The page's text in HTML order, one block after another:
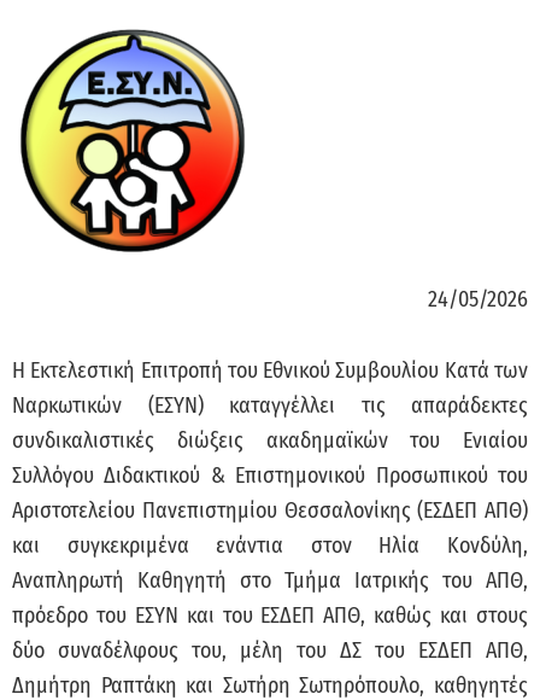
24/05/2026
Η Εκτελεστική Επιτροπή του Εθνικού Συμβουλίου Κατά των
Ναρκωτικών (ΕΣΥΝ) καταγγέλλει τις απαράδεκτες
συνδικαλιστικές διώξεις ακαδημαϊκών του Ενιαίου
Συλλόγου Διδακτικού & Επιστημονικού Προσωπικού του
Αριστοτελείου Πανεπιστημίου Θεσσαλονίκης (ΕΣΔΕΠ ΑΠΘ)
και συγκεκριμένα ενάντια στον Ηλία Κονδύλη,
Αναπληρωτή Καθηγητή στο Τμήμα Ιατρικής του ΑΠΘ,
πρόεδρο του ΕΣΥΝ και του ΕΣΔΕΠ ΑΠΘ, καθώς και στους
δύο συναδέλφους του, μέλη του ΔΣ του ΕΣΔΕΠ ΑΠΘ,
Δημήτρη Ραπτάκη και Σωτήρη Σωτηρόπουλο, καθηγητές